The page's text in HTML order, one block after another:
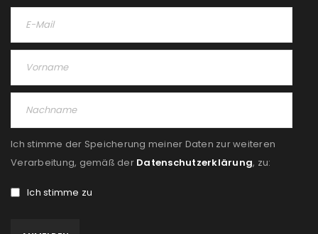
Ich stimme der Speicherung meiner Daten zur weiteren
Verarbeitung, gemäß der Datenschutzerklärung, zu:
Ich stimme zu